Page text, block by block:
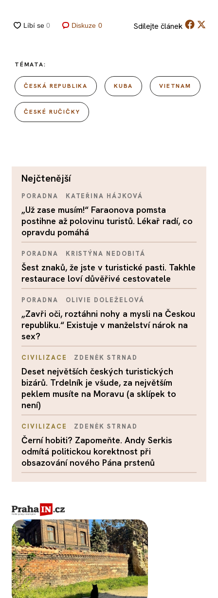
Diskuze 0 Sdílejte článek
TÉMATA:
ČESKÁ REPUBLIKA KUBA VIETNAM
ČESKÉ RUČIČKY
nejčtenější
PORADNA KATEŘINA HÁJKOVÁ
„Už zase musím!“ Faraonova pomsta
postihne až polovinu turistů. Lékař radí, co
opravdu pomáhá
PORADNA KRISTÝNA NEDOBITÁ
Šest znaků, že jste v turistické pasti. Takhle
restaurace loví důvěřivé cestovatele
PORADNA OLIVIE DOLEŽELOVÁ
„Zavři oči, roztáhni nohy a mysli na Českou
republiku.“ Existuje v manželství nárok na
sex?
CIVILIZACE ZDENĚK STRNAD
Deset největších českých turistických
bizárů. Trdelník je všude, za největším
peklem musíte na Moravu (a sklípek to
není)
CIVILIZACE ZDENĚK STRNAD
Černí hobiti? Zapomeňte. Andy Serkis
odmítá politickou korektnost při
obsazování nového Pána prstenů